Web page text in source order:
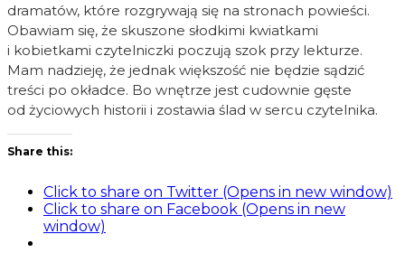
dramatów, które rozgrywają się na stronach powieści.
Obawiam się, że skuszone słodkimi kwiatkami
i kobietkami czytelniczki poczują szok przy lekturze.
Mam nadzieję, że jednak większość nie będzie sądzić
treści po okładce. Bo wnętrze jest cudownie gęste
od życiowych historii i zostawia ślad w sercu czytelnika.
Share this:
Click to share on Twitter (Opens in new window)
Click to share on Facebook (Opens in new
window)